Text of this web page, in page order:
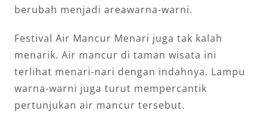
berubah menjadi areawarna-warni.
Festival Air Mancur Menari juga tak kalah
menarik. Air mancur di taman wisata ini
terlihat menari-nari dengan indahnya. Lampu
warna-warni juga turut mempercantik
pertunjukan air mancur tersebut.